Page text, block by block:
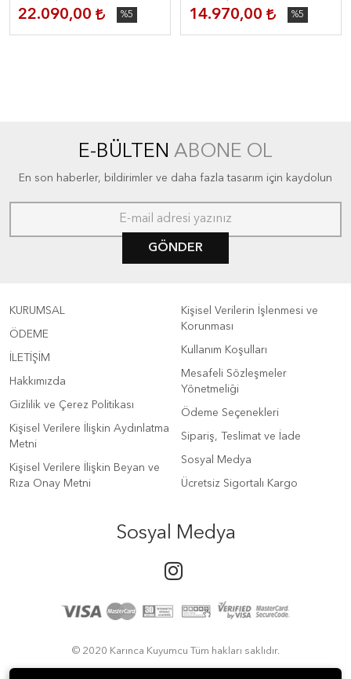
22.090,00 %5 14.970,00 %5
E-BÜLTEN ABONE OL
En son haberler, bildirimler ve daha fazla tasarım için kaydolun
GÖNDER
KURUMSAL
ÖDEME
İLETİŞİM
Hakkımızda
Gizlilik ve Çerez Politikası
Kişisel Verilere İlişkin Aydınlatma
Metni
Kişisel Verilere İlişkin Beyan ve
Rıza Onay Metni
Kişisel Verilerin İşlenmesi ve
Korunması
Kullanım Koşulları
Mesafeli Sözleşmeler
Yönetmeliği
Ödeme Seçenekleri
Sipariş, Teslimat ve İade
Sosyal Medya
Ücretsiz Sigortalı Kargo
Sosyal Medya
© 2020 Karınca Kuyumcu Tüm hakları saklıdır.